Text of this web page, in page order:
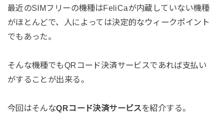
最近のSIMフリーの機種はFeliCaが内蔵していない機種
がほとんどで、人によっては決定的なウィークポイント
でもあった。
そんな機種でもQRコード決済サービスであれば支払い
がすることが出来る。
今回はそんなQRコード決済サービスを紹介する。